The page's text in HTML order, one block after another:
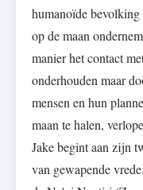
humanoïde bevolking
op de maan
manier het contact
onderhouden maar
mensen en hun
maan te halen,
Jake begint aan zijn
van gewapende